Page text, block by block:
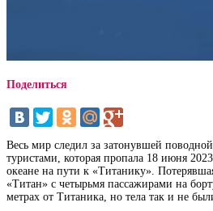
Поделиться
Весь мир следил за затонувшей
туристами, которая пропала 18 июня
океане на пути к «Титанику».
«Титан» с четырьмя пассажирами на
метрах от Титаника, но тела так и не